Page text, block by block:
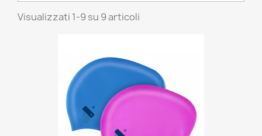
Visualizzati 1-9 su 9 articoli